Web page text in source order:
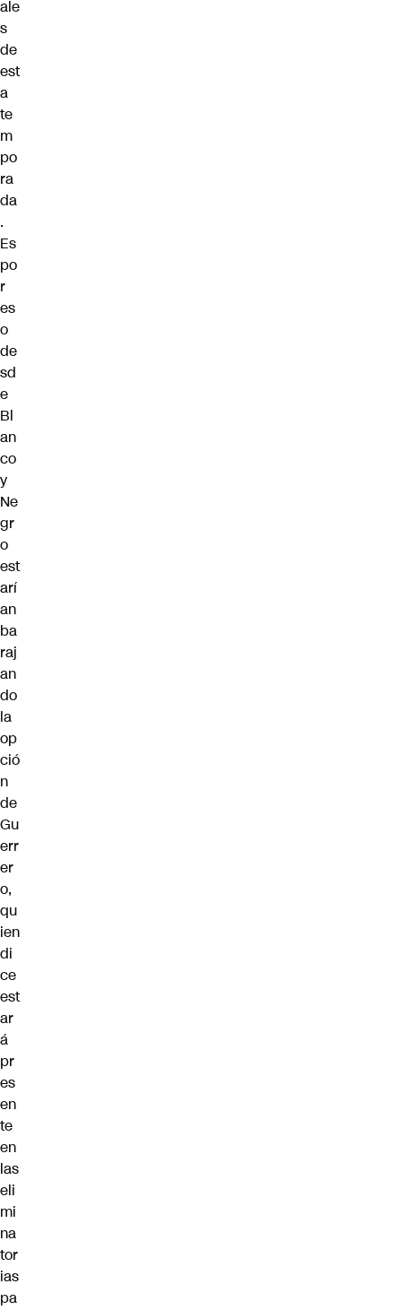
ale
s
de
est
a
te
m
po
ra
da
.
Es
po
r
es
o
de
sd
e
Bl
an
co
y
Ne
gr
o
est
arí
an
ba
raj
an
do
la
op
ció
n
de
Gu
err
er
o,
qu
ien
di
ce
est
ar
á
pr
es
en
te
en
las
eli
mi
na
tor
ias
pa